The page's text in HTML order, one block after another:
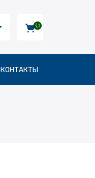
КОНТАКТЫ